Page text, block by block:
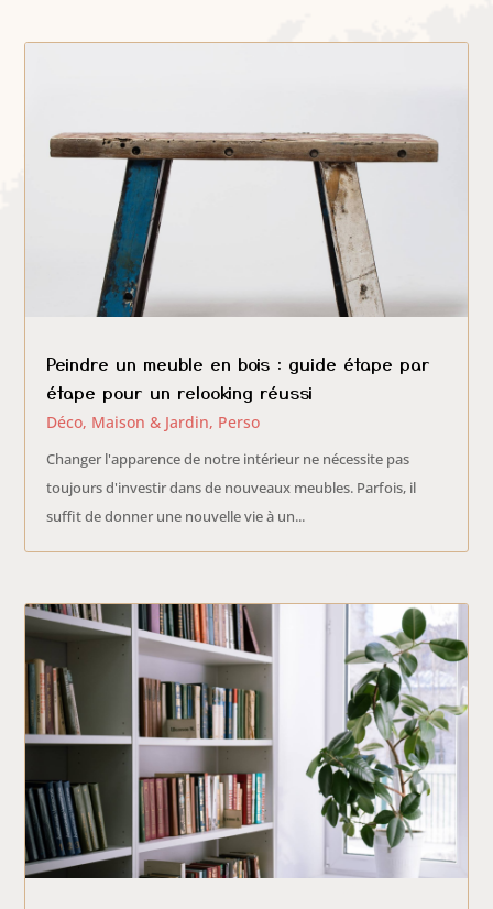
Peindre un meuble en bois : guide étape par
étape pour un relooking réussi
Déco, Maison & Jardin, Perso
Changer l'apparence de notre intérieur ne nécessite pas
toujours d'investir dans de nouveaux meubles. Parfois, il
suffit de donner une nouvelle vie à un...